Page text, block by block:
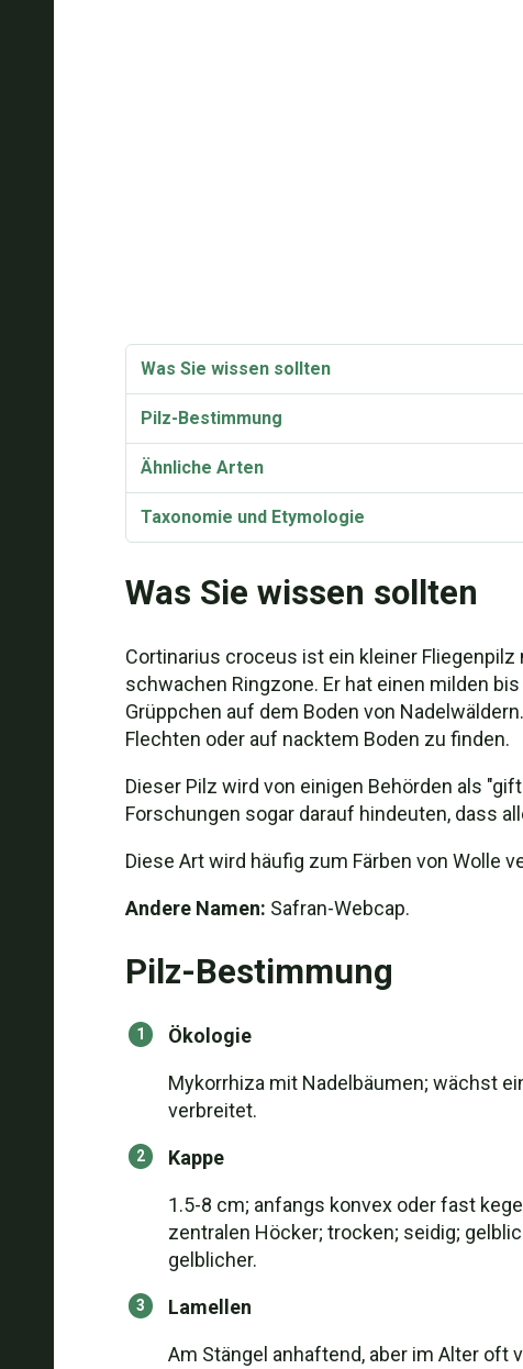
Was Sie wissen sollten
Pilz-Bestimmung
Ähnliche Arten
Taxonomie und Etymologie
Was Sie wissen sollten
Cortinarius croceus ist ein kleiner
schwachen Ringzone. Er hat einen milden
Grüppchen auf dem Boden von
Flechten oder auf nacktem Boden zu finden.
Dieser Pilz wird von einigen Behörden als
Forschungen sogar darauf hindeuten, dass
Diese Art wird häufig zum Färben von Wolle
Andere Namen: Safran-Webcap.
Pilz-Bestimmung
Ökologie
Mykorrhiza mit Nadelbäumen; wächst
verbreitet.
Kappe
1.5-8 cm; anfangs konvex oder fast
zentralen Höcker; trocken; seidig;
gelblicher.
Lamellen
Am Stängel anhaftend, aber im Alter oft